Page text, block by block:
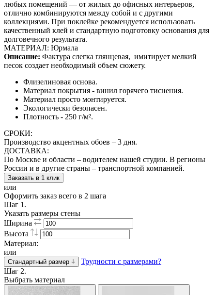
любых помещений — от жилых до офисных интерьеров,
отлично комбинируются между собой и с другими
коллекциями. При поклейке рекомендуется использовать
качественный клей и стандартную подготовку основания для
долговечного результата.
МАТЕРИАЛ: Юрмала
Описание: Фактура слегка глянцевая, имитирует мелкий
песок создает необходимый объем сюжету.
Флизелиновая основа.
Материал покрытия - винил горячего тиснения.
Материал просто монтируется.
Экологически безопасен.
Плотность - 250 г/м².
СРОКИ:
Производство акцентных обоев – 3 дня.
ДОСТАВКА:
По Москве и области – водителем нашей студии. В регионы
России и в другие страны – транспортной компанией.
Заказать в 1 клик
или
Оформить заказ всего в 2 шага
Шаг 1.
Указать размеры стены
Ширина
Высота
Материал:
или
Стандартный размер
Трудности с размерами?
Шаг 2.
Выбрать материал